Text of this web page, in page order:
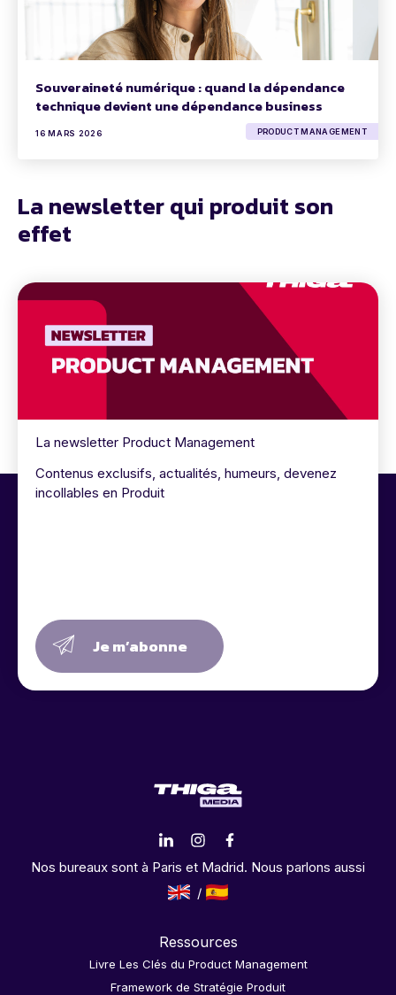
Souveraineté numérique : quand la dépendance
technique devient une dépendance business
16 MARS 2026 PRODUCT MANAGEMENT
La newsletter qui produit son
effet
La newsletter Product Management
Contenus exclusifs, actualités, humeurs, devenez
incollables en Produit
Je m’abonne
Nos bureaux sont à Paris et Madrid. Nous parlons aussi
Ressources
Livre Les Clés du Product Management
Framework de Stratégie Produit